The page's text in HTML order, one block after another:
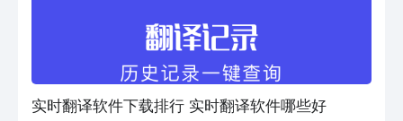
实时翻译软件下载排行 实时翻译软件哪些好